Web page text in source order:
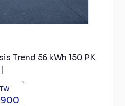
Trend 56 kWh 150 PK